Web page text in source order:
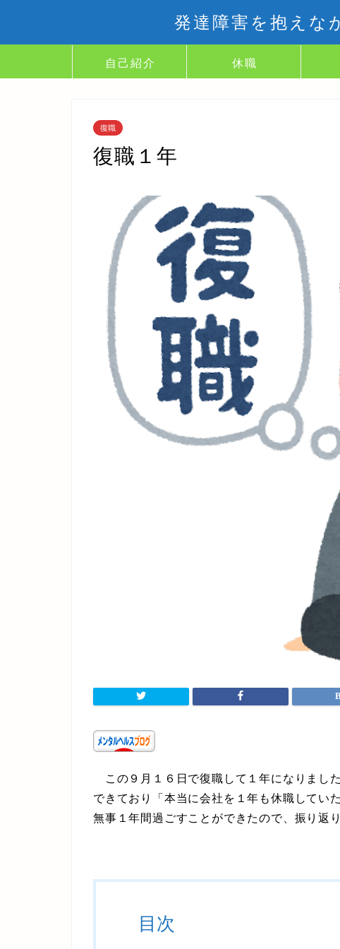
発達障害を抱えな
自己紹介 休職
復職
復職１年
この９月１６日で復職して１年になりまし
できており「本当に会社を１年も休職してい
無事１年間過ごすことができたので、振り返り
目次